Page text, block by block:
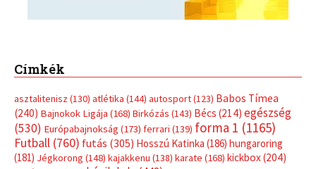
Címkék
asztalitenisz (130) atlétika (144) autosport(123) Babos Tímea
(240) Bajnokok Ligája (168) Birkózás (143) Bécs (214) egészség
(530) Európabajnokság (173) ferrari (139) forma 1 (1165)
Futball (760) futás (305) Hosszú Katinka (186) hungaroring
(181) Jégkorong (148) kajakkenu (138) karate (168) kickbox(204)